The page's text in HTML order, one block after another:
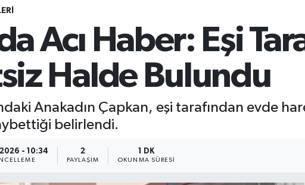
Acı Haber: Eşi
Halde Bulundu
Anakadın Çapkan, eşi tarafından evde
belirlendi.
- 10:34 2
PAYLAŞIM
1 DK
OKUNMA SÜRESI